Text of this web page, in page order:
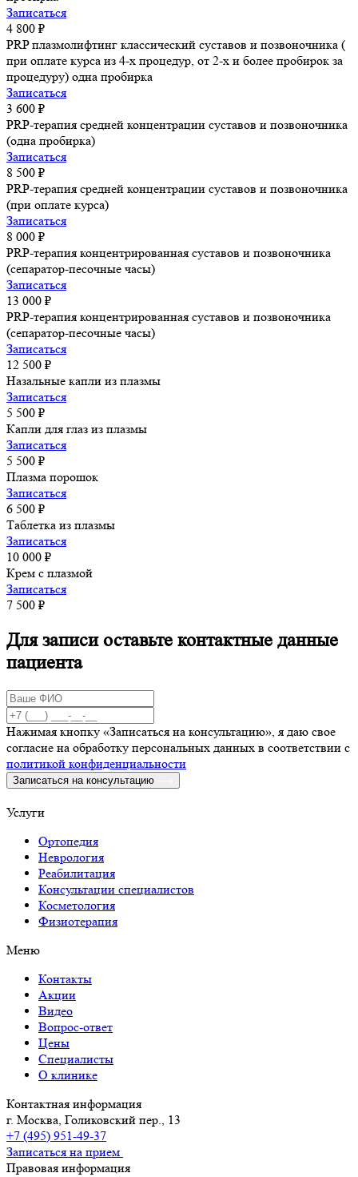
Записаться
4 800 ₽
PRP плазмолифтинг классический суставов и позвоночника (
при оплате курса из 4-х процедур, от 2-х и более пробирок за
процедуру) одна пробирка
Записаться
3 600 ₽
PRP-терапия средней концентрации суставов и позвоночника
(одна пробирка)
Записаться
8 500 ₽
PRP-терапия средней концентрации суставов и позвоночника
(при оплате курса)
Записаться
8 000 ₽
PRP-терапия концентрированная суставов и позвоночника
(сепаратор-песочные часы)
Записаться
13 000 ₽
PRP-терапия концентрированная суставов и позвоночника
(сепаратор-песочные часы)
Записаться
12 500 ₽
Назальные капли из плазмы
Записаться
5 500 ₽
Капли для глаз из плазмы
Записаться
5 500 ₽
Плазма порошок
Записаться
6 500 ₽
Таблетка из плазмы
Записаться
10 000 ₽
Крем с плазмой
Записаться
7 500 ₽
Для записи оставьте контактные данные
пациента
Нажимая кнопку «Записаться на консультацию», я даю свое
согласие на обработку персональных данных в соответствии с
политикой конфиденциальности
Записаться на консультацию
Услуги
Ортопедия
Неврология
Реабилитация
Консультации специалистов
Косметология
Физиотерапия
Меню
Контакты
Акции
Видео
Вопрос-ответ
Цены
Специалисты
О клинике
Контактная информация
г. Москва, Голиковский пер., 13
+7 (495) 951-49-37
Записаться на прием
Правовая информация